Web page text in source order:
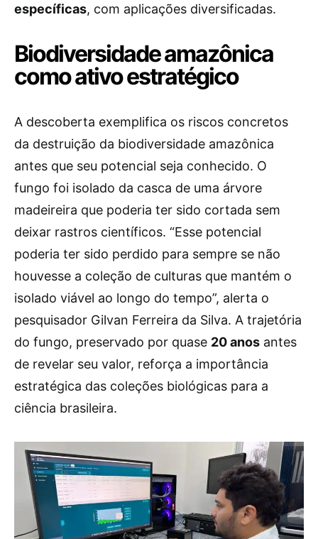
específicas, com aplicações diversificadas.
Biodiversidade amazônica
como ativo estratégico
A descoberta exemplifica os riscos concretos
da destruição da biodiversidade amazônica
antes que seu potencial seja conhecido. O
fungo foi isolado da casca de uma árvore
madeireira que poderia ter sido cortada sem
deixar rastros científicos. “Esse potencial
poderia ter sido perdido para sempre se não
houvesse a coleção de culturas que mantém o
isolado viável ao longo do tempo”, alerta o
pesquisador Gilvan Ferreira da Silva. A trajetória
do fungo, preservado por quase 20 anos antes
de revelar seu valor, reforça a importância
estratégica das coleções biológicas para a
ciência brasileira.